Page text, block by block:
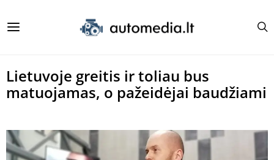
Lietuvoje greitis ir toliau bus
matuojamas, o pažeidėjai baudžiami